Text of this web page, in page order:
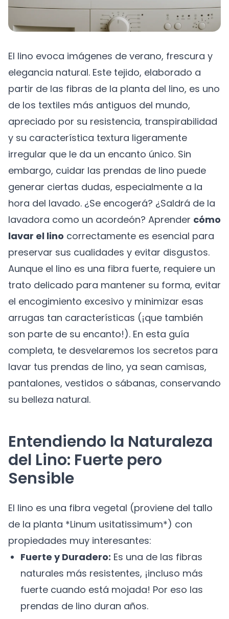
El lino evoca imágenes de verano, frescura y
elegancia natural. Este tejido, elaborado a
partir de las fibras de la planta del lino, es uno
de los textiles más antiguos del mundo,
apreciado por su resistencia, transpirabilidad
y su característica textura ligeramente
irregular que le da un encanto único. Sin
embargo, cuidar las prendas de lino puede
generar ciertas dudas, especialmente a la
hora del lavado. ¿Se encogerá? ¿Saldrá de la
lavadora como un acordeón? Aprender cómo
lavar el lino correctamente es esencial para
preservar sus cualidades y evitar disgustos.
Aunque el lino es una fibra fuerte, requiere un
trato delicado para mantener su forma, evitar
el encogimiento excesivo y minimizar esas
arrugas tan características (¡que también
son parte de su encanto!). En esta guía
completa, te desvelaremos los secretos para
lavar tus prendas de lino, ya sean camisas,
pantalones, vestidos o sábanas, conservando
su belleza natural.
Entendiendo la Naturaleza
del Lino: Fuerte pero
Sensible
El lino es una fibra vegetal (proviene del tallo
de la planta *Linum usitatissimum*) con
propiedades muy interesantes:
Fuerte y Duradero: Es una de las fibras
naturales más resistentes, ¡incluso más
fuerte cuando está mojada! Por eso las
prendas de lino duran años.